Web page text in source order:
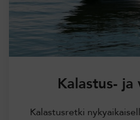
Kalastus-
Kalastusretki